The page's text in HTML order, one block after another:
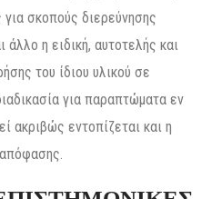
σκοπούς διερεύνησης
η ειδική, αυτοτελής και
του ίδιου υλικού σε
για παραπτώματα εν
ακριβώς εντοπίζεται και η